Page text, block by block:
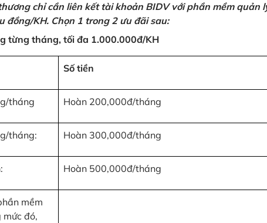
chỉ cần liên kết tài khoản BIDV với phần mềm quản
đồng/KH. Chọn 1 trong 2 ưu đãi sau:
từng tháng, tối đa 1.000.000đ/KH
Số tiền
tháng Hoàn 200,000đ/tháng
tháng: Hoàn 300,000đ/tháng
Hoàn 500,000đ/tháng
mềm
đó,